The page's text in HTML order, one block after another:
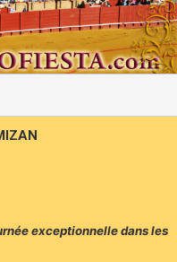
exceptionnelle dans les